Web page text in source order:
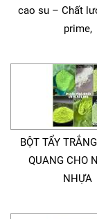
cao su – Chất
prime,
BỘT TẨY
QUANG CHO
NHỰA